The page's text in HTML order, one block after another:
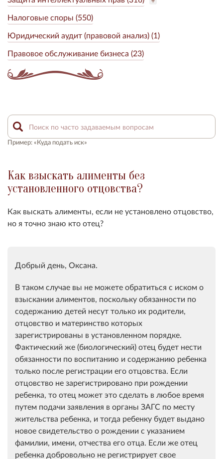
Налоговые споры (550)
Юридический аудит (правовой анализ) (1)
Правовое обслуживание бизнеса (23)
Пример: «Куда подать иск»
Как взыскать алименты без
установленного отцовства?
Как выскать алименты, если не установлено отцовство,
но я точно знаю кто отец?
Добрый день, Оксана.
В таком случае вы не можете обратиться с иском о
взыскании алиментов, поскольку обязанности по
содержанию детей несут только их родители,
отцовство и материнство которых
зарегистрированы в установленном порядке.
Фактический же (биологический) отец будет нести
обязанности по воспитанию и содержанию ребенка
только после регистрации его отцовства. Если
отцовство не зарегистрировано при рождении
ребенка, то отец может это сделать в любое время
путем подачи заявления в органы ЗАГС по месту
жительства ребенка, и тогда ребенку будет выдано
новое свидетельство о рождении с указанием
фамилии, имени, отчества его отца. Если же отец
ребенка добровольно не регистрирует свое